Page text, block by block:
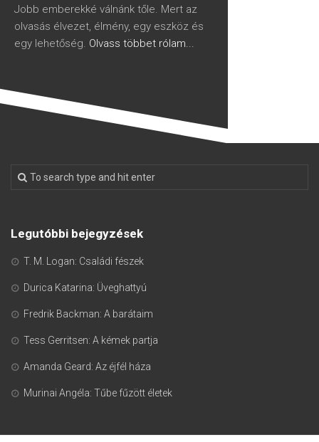
Jobb emberekké válnánk tőle. Mert az
olvasás élvezet, élmény, egy eszköz és
egy lehetőség. Olvass többet rólam...
Legutóbbi bejegyzések
T. M. Logan: Családi fészek
Durica Katarina: Üveghattyú
Fredrik Backman: A barátaim
Tess Gerritsen: A kémek partja
Amanda Geard: Az éjfél háza
Murinai Angéla: Tűbe fűzött életek